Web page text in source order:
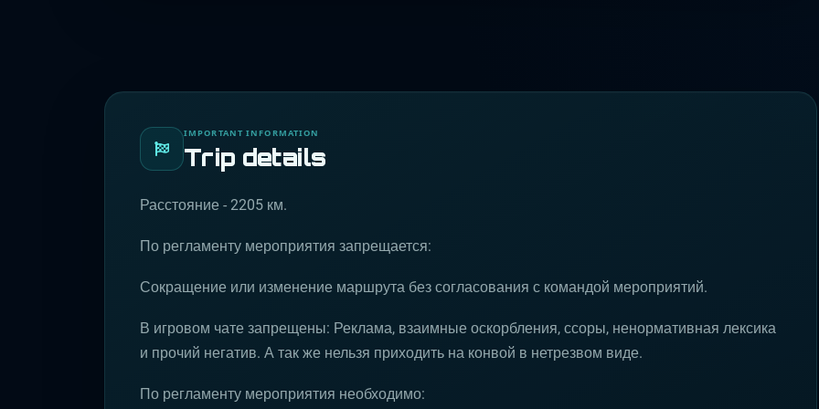
IMPORTANT INFORMATION
Trip details
Расстояние - 2205 км.
По регламенту мероприятия запрещается:
Сокращение или изменение маршрута без согласования с командой мероприятий.
В игровом чате запрещены: Реклама, взаимные оскорбления, ссоры, ненормативная лексика
и прочий негатив. А так же нельзя приходить на конвой в нетрезвом виде.
По регламенту мероприятия необходимо: